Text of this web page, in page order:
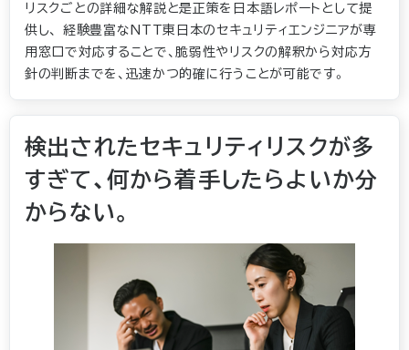
リスクごとの詳細な解説と是正策を日本語レポートとして提
供し、 経験豊富なNTT東日本のセキュリティエンジニアが専
用窓口で対応することで、脆弱性やリスクの解釈から対応方
針の判断までを、迅速かつ的確に行うことが可能です。
検出されたセキュリティリスクが多
すぎて、何から着手したらよいか分
からない。